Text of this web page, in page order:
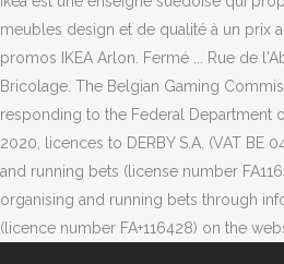
meubles design et de qualité à un prix
promos IKEA Arlon. Fermé ... Rue de
Bricolage. The Belgian Gaming
responding to the Federal Department
2020, licences to DERBY S.A. (VAT BE
and running bets (license number
organising and running bets through
(licence number FA+116428) on the